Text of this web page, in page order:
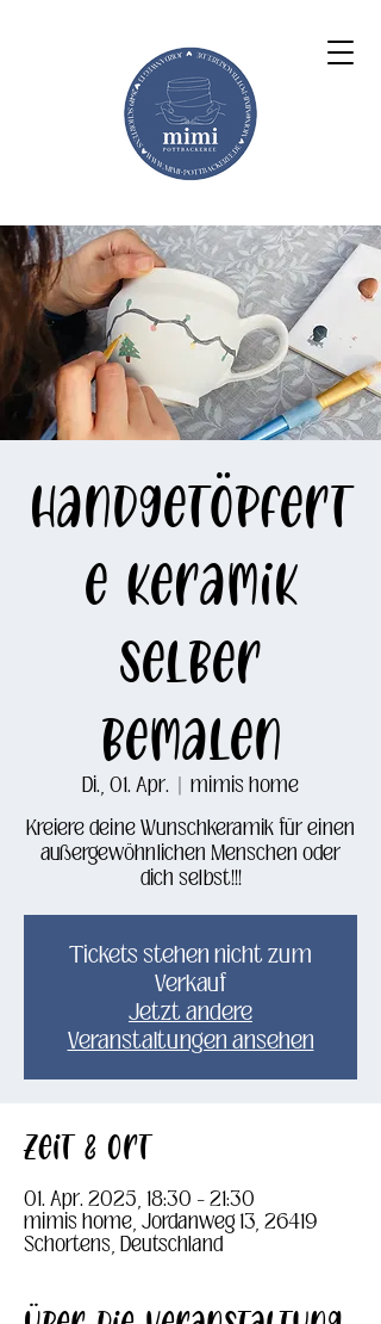
handgetöpfert
e Keramik
selber
bemalen
Di., 01. Apr.
  |
mimis home
Kreiere deine Wunschkeramik für einen
außergewöhnlichen Menschen oder
dich selbst!!!
Tickets stehen nicht zum
Verkauf
Jetzt andere
Veranstaltungen ansehen
Zeit & Ort
01. Apr. 2025, 18:30 – 21:30
mimis home, Jordanweg 13, 26419
Schortens, Deutschland